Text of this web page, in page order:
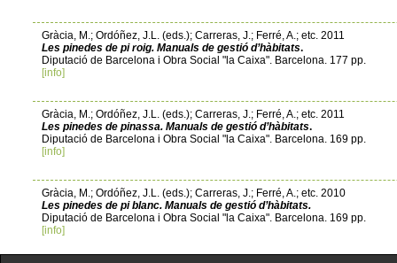
Gràcia, M.; Ordóñez, J.L. (eds.); Carreras, J.; Ferré, A.; etc. 2011
Les pinedes de pi roig. Manuals de gestió d’hàbitats.
Diputació de Barcelona i Obra Social "la Caixa". Barcelona. 177 pp.
[info]
Gràcia, M.; Ordóñez, J.L. (eds.); Carreras, J.; Ferré, A.; etc. 2011
Les pinedes de pinassa. Manuals de gestió d’hàbitats.
Diputació de Barcelona i Obra Social "la Caixa". Barcelona. 169 pp.
[info]
Gràcia, M.; Ordóñez, J.L. (eds.); Carreras, J.; Ferré, A.; etc. 2010
Les pinedes de pi blanc. Manuals de gestió d’hàbitats.
Diputació de Barcelona i Obra Social "la Caixa". Barcelona. 169 pp.
[info]